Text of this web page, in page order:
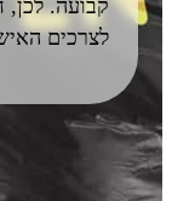
קבועה. לכן,
לצרכים